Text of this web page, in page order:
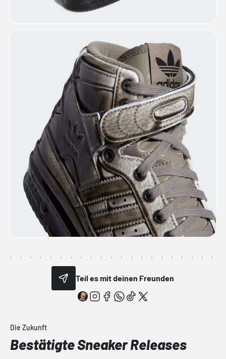
Teil es mit deinen Freunden
Die Zukunft
Bestätigte Sneaker Releases